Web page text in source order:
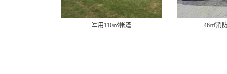
46㎡消防充气帐篷